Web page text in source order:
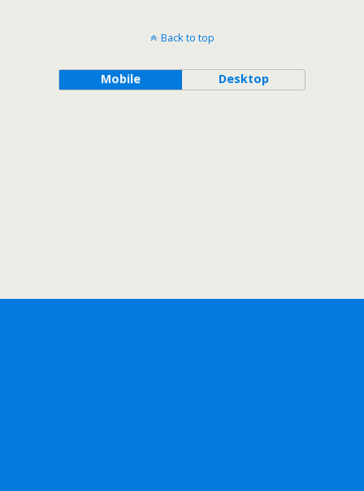
Back to top
Mobile Desktop